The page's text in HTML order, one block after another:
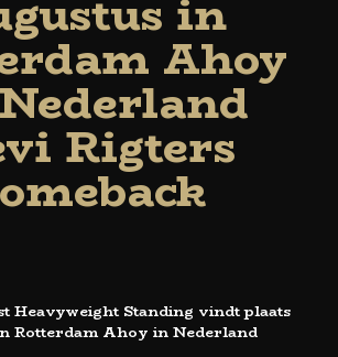
in
Ahoy
Rigters
Heavyweight Standing vindt plaats
Rotterdam Ahoy in Nederland